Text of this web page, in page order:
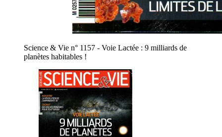
Science & Vie n° 1157 - Voie Lactée : 9 milliards de
planètes habitables !